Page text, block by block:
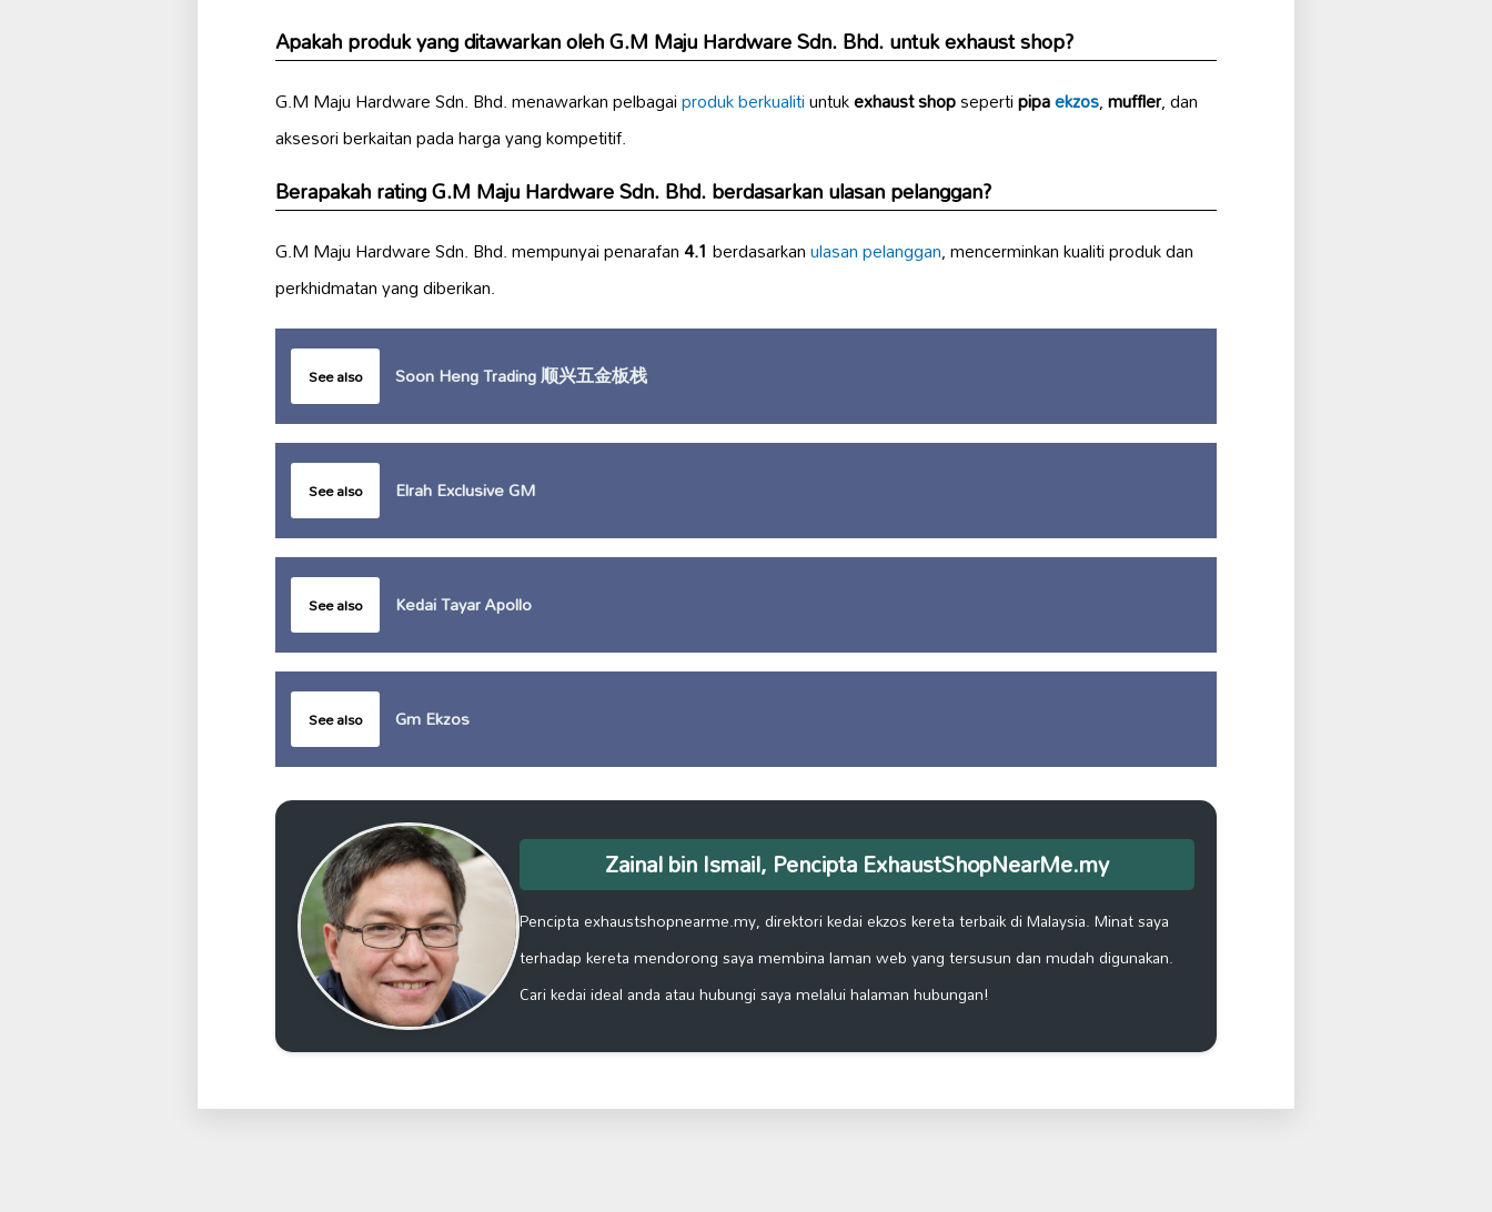
Apakah produk yang ditawarkan oleh G.M Maju Hardware Sdn. Bhd. untuk exhaust shop?
G.M Maju Hardware Sdn. Bhd. menawarkan pelbagaiproduk berkualitiuntukexhaust shopsepertipipaekzos,muffler, dan
aksesori berkaitan pada harga yang kompetitif.
Berapakah rating G.M Maju Hardware Sdn. Bhd. berdasarkan ulasan pelanggan?
G.M Maju Hardware Sdn. Bhd. mempunyai penarafan4.1 berdasarkanulasan pelanggan, mencerminkan kualiti produk dan
perkhidmatan yang diberikan.
See also Soon Heng Trading 顺兴五金板栈
See also Elrah Exclusive GM
See also Kedai Tayar Apollo
See also Gm Ekzos
Zainal bin Ismail, Pencipta ExhaustShopNearMe.my
Pencipta exhaustshopnearme.my, direktori kedai ekzos kereta terbaik di Malaysia. Minat saya
terhadap kereta mendorong saya membina laman web yang tersusun dan mudah digunakan.
Cari kedai ideal anda atau hubungi saya melalui halaman hubungan!